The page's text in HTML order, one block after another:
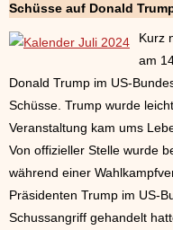
Schüsse auf Donald
Kurz
am
Donald Trump im US-
Schüsse. Trump wurde
Veranstaltung kam ums
Von offizieller Stelle wurde
während einer
Präsidenten Trump im US-
Schussangriff gehandelt